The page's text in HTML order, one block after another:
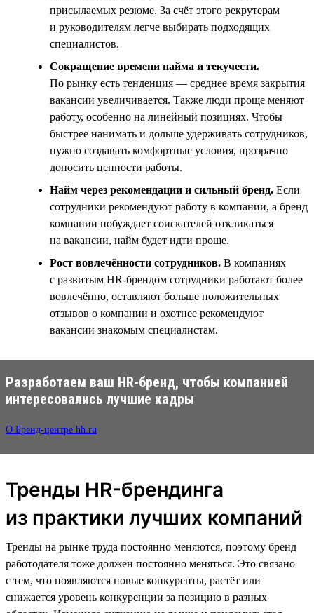
присылаемых резюме. За счёт этого рекрутерам
и руководителям легче выбирать подходящих
специалистов.
Сокращение времени найма и текучести.
По рынку есть тенденция — среднее время закрытия
вакансии увеличивается. Также люди проще меняют
работу, особенно на линейный позициях. Чтобы
быстрее нанимать и дольше удерживать сотрудников,
нужно создавать комфортные условия, прозрачно
доносить ценности работы.
Найм через рекомендации и сильный бренд. Если
сотрудники рекомендуют работу в компании, а бренд
компании побуждает соискателей откликаться
на вакансии, найм будет идти проще.
Рост вовлечённости сотрудников. В компаниях
с развитым HR-брендом сотрудники работают более
вовлечённо, оставляют больше положительных
отзывов о компании и охотнее рекомендуют
вакансии знакомым специалистам.
Разработаем ваш HR-бренд, чтобы компанией
интересовались лучшие кадры
О Бренд-центре hh.ru
Тренды HR-брендинга
из практики лучших компаний
Тренды на рынке труда постоянно меняются, поэтому бренд
работодателя тоже должен постоянно меняться. Это связано
с тем, что появляются новые конкуренты, растёт или
снижается уровень конкуренции за позицию в разных